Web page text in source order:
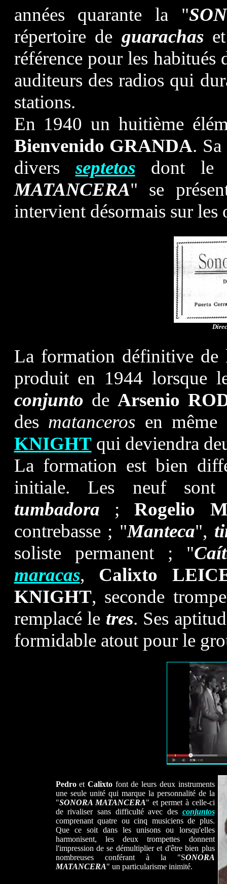
années quarante la "
répertoire de guarachas
référence pour les habitués
auditeurs des radios qui
stations.
En 1940 un huitième
Bienvenido GRANDA.
diversseptetosdont le
MATANCERA" se
intervient désormais sur les
La formation définitive de
produit en 1944 lorsque
conjunto de Arsenio
des matanceros en
KNIGHTqui deviendra
La formation est bien
initiale. Les neuf sont
tumbadora ;Rogelio
contrebasse ; "Manteca",
soliste permanent ; "
maracas, Calixto
KNIGHT, seconde
remplacé le tres. Ses
formidable atout pour le
Pedroet Calixtofont de leurs deux instruments
une seule unité qui marque la personnalité de la
"SONORA MATANCERA" et permet à celle-ci
de rivaliser sans difficulté avec des conjuntos
comprenant quatre ou cinq musiciens de plus.
Que ce soit dans les unisons ou lorsqu'elles
harmonisent, les deux trompettes donnent
l'impression de se démultiplier et d'être bien plus
nombreuses conférant à la "SONORA
MATANCERA" un particularisme inimité.